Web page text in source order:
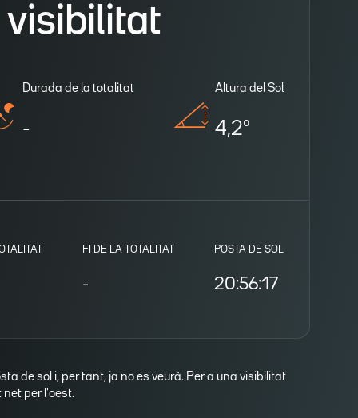
visibilitat
Durada de la totalitat
-
Altura del Sol
4,2º
FI DE LA TOTALITAT
-
POSTA DE SOL
20:56:17
de sol i, per tant, ja no es veurà. Per a una visibilitat
per l'oest.